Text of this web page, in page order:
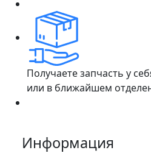
Получаете запчасть у
или в ближайшем
Информация